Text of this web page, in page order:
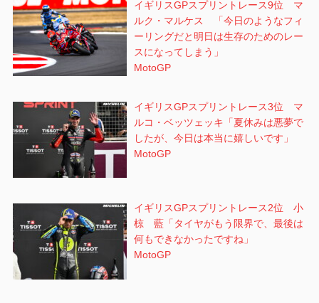
イギリスGPスプリントレース9位 マ
ルク・マルケス 「今日のようなフィ
ーリングだと明日は生存のためのレー
スになってしまう」
MotoGP
イギリスGPスプリントレース3位 マ
ルコ・ベッツェッキ「夏休みは悪夢で
したが、今日は本当に嬉しいです」
MotoGP
イギリスGPスプリントレース2位 小
椋 藍「タイヤがもう限界で、最後は
何もできなかったですね」
MotoGP